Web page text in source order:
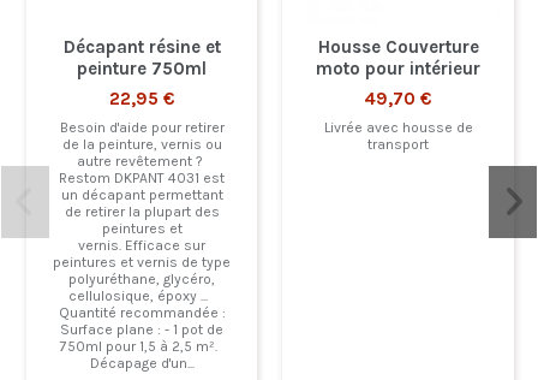
Décapant résine et
peinture 750ml
22,95 €
Besoin d'aide pour retirer
de la peinture, vernis ou
autre revêtement ?
Restom DKPANT 4031 est
un décapant permettant
de retirer la plupart des
peintures et
vernis. Efficace sur
peintures et vernis de type
polyuréthane, glycéro,
cellulosique, époxy ...
Quantité recommandée :
Surface plane : - 1 pot de
750ml pour 1,5 à 2,5 m².
Décapage d'un...
Housse Couverture
moto pour intérieur
49,70 €
Livrée avec housse de
transport